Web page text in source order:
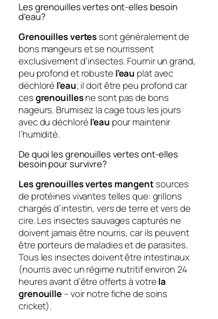
Les grenouilles vertes ont-elles besoin
d’eau?
Grenouilles vertessont généralement de
bons mangeurs et se nourrissent
exclusivement d’insectes. Fournir un grand,
peu profond et robuste l’eau plat avec
déchloré l’eau; il doit être peu profond car
cesgrenouillesne sont pas de bons
nageurs. Brumisez la cage tous les jours
avec du déchlorél’eau pour maintenir
l’humidité.
De quoi les grenouilles vertes ont-elles
besoin pour survivre?
Les grenouilles vertes mangentsources
de protéines vivantes telles que: grillons
chargés d’intestin, vers de terre et vers de
cire. Les insectes sauvages capturés ne
doivent jamais être nourris, car ils peuvent
être porteurs de maladies et de parasites.
Tous les insectes doivent être intestinaux
(nourris avec un régime nutritif environ 24
heures avant d’être offerts à votrela
grenouille– voir notre fiche de soins
cricket).